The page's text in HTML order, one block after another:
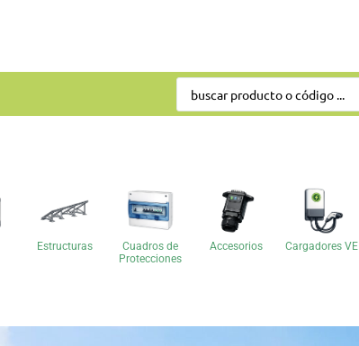
Estructuras
Cuadros de
Protecciones
Accesorios Cargadores VE